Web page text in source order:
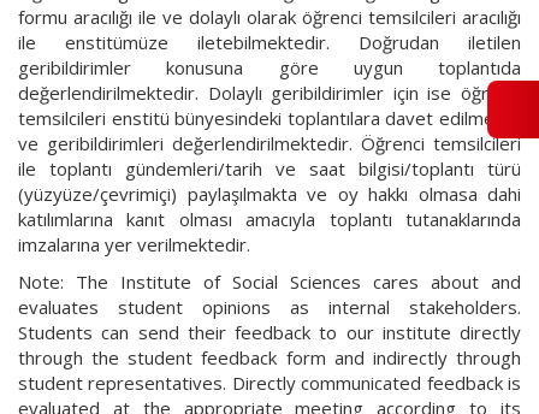
formu aracılığı ile ve dolaylı olarak öğrenci temsilcileri aracılığı
ile enstitümüze iletebilmektedir. Doğrudan iletilen
geribildirimler konusuna göre uygun toplantıda
değerlendirilmektedir. Dolaylı geribildirimler için ise öğrenci
temsilcileri enstitü bünyesindeki toplantılara davet edilmekte
ve geribildirimleri değerlendirilmektedir. Öğrenci temsilcileri
ile toplantı gündemleri/tarih ve saat bilgisi/toplantı türü
(yüzyüze/çevrimiçi) paylaşılmakta ve oy hakkı olmasa dahi
katılımlarına kanıt olması amacıyla toplantı tutanaklarında
imzalarına yer verilmektedir.
Note: The Institute of Social Sciences cares about and
evaluates student opinions as internal stakeholders.
Students can send their feedback to our institute directly
through the student feedback form and indirectly through
student representatives. Directly communicated feedback is
evaluated at the appropriate meeting according to its